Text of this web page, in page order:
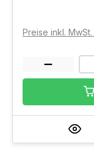
Preise inkl. MwSt.